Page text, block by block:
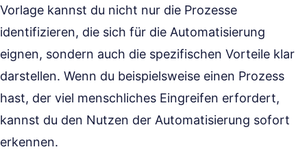
Vorlage kannst du nicht nur die Prozesse
identifizieren, die sich für die Automatisierung
eignen, sondern auch die spezifischen Vorteile klar
darstellen. Wenn du beispielsweise einen Prozess
hast, der viel menschliches Eingreifen erfordert,
kannst du den Nutzen der Automatisierung sofort
erkennen.